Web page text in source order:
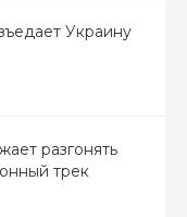
Украину
разгонять
трек